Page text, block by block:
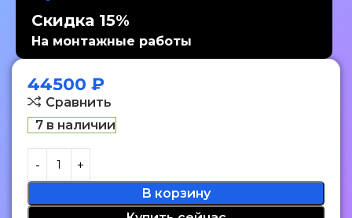
Скидка 15%
На монтажные работы
44500 ₽
Сравнить
7 в наличии
В корзину